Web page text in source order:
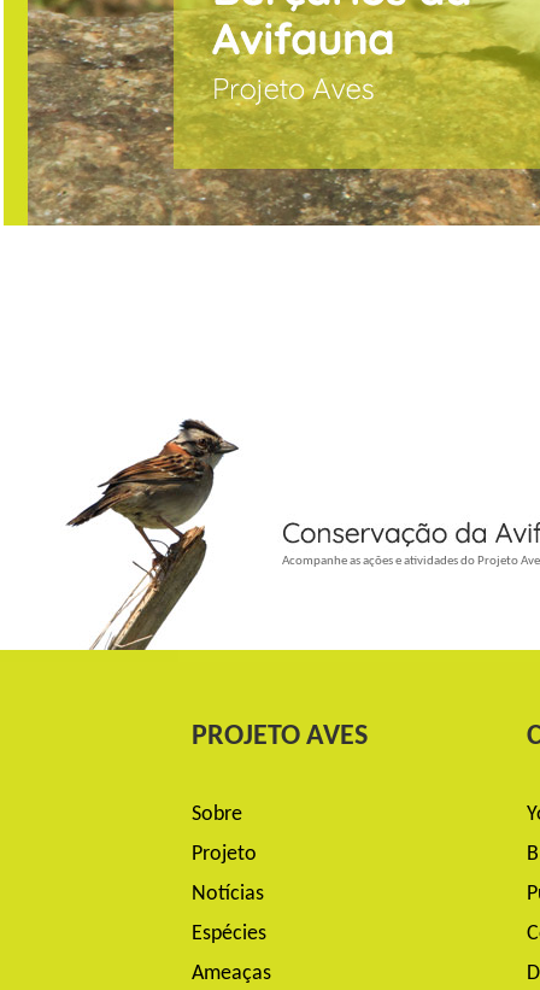
_Acompanhe as ações e atividades do Projeto
PROJETO AVES
Sobre
Projeto
Notícias
Espécies
Ameaças